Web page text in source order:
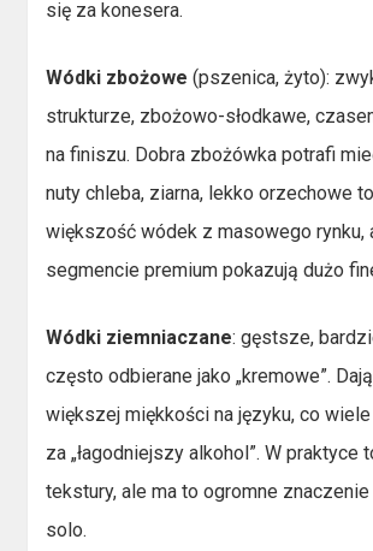
się za konesera.
Wódki zbożowe (pszenica, żyto):
strukturze, zbożowo-słodkawe,
na finiszu. Dobra zbożówka potrafi
nuty chleba, ziarna, lekko orzechowe
większość wódek z masowego rynku,
segmencie premium pokazują dużo
Wódki ziemniaczane: gęstsze,
często odbierane jako „kremowe”.
większej miękkości na języku, co
za „łagodniejszy alkohol”. W praktyce
tekstury, ale ma to ogromne
solo.